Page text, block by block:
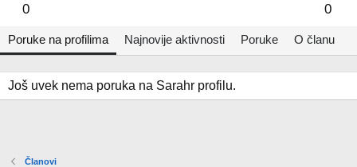
0 0
Poruke na profilima Najnovije aktivnosti Poruke O članu
Još uvek nema poruka na Sarahr profilu.
Članovi